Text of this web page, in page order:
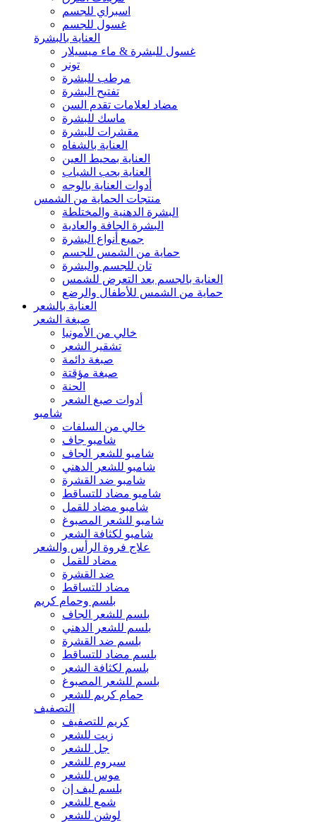
اسبراي للجسم
غسول للجسم
العناية بالبشرة
غسول للبشرة & ماء ميسيلار
تونر
مرطب للبشرة
تفتيح البشرة
مضاد لعلامات تقدم السن
ماسك للبشرة
مقشرات للبشرة
العناية بالشفاه
العناية بمحيط العين
العناية بحب الشباب
أدوات العناية بالوجه
منتجات الحماية من الشمس
البشرة الدهنية والمختلطة
البشرة الجافة والعادية
جميع أنواع البشرة
حماية من الشمس للجسم
تان للجسم والبشرة
العناية بالجسم بعد التعرض للشمس
حماية من الشمس للأطفال والرضع
العناية بالشعر
صبغة الشعر
خالي من الأمونيا
تشقير الشعر
صبغة دائمة
صبغة مؤقتة
الحنة
أدوات صبغ الشعر
شامبو
خالي من السلفات
شامبو جاف
شامبو للشعر الجاف
شامبو للشعر الدهني
شامبو ضد القشرة
شامبو مضاد للتساقط
شامبو مضاد للقمل
شامبو للشعر المصبوغ
شامبو لكثافة الشعر
علاج فروة الرأس والشعر
مضاد للقمل
ضد القشرة
مضاد للتساقط
بلسم وحمام كريم
بلسم للشعر الجاف
بلسم للشعر الدهني
بلسم ضد القشرة
بلسم مضاد للتساقط
بلسم لكثافة الشعر
بلسم للشعر المصبوغ
حمام كريم للشعر
التصفيف
كريم للتصفيف
زيت للشعر
جل للشعر
سيروم للشعر
موس للشعر
بلسم ليف إن
شمع للشعر
لوشن للشعر